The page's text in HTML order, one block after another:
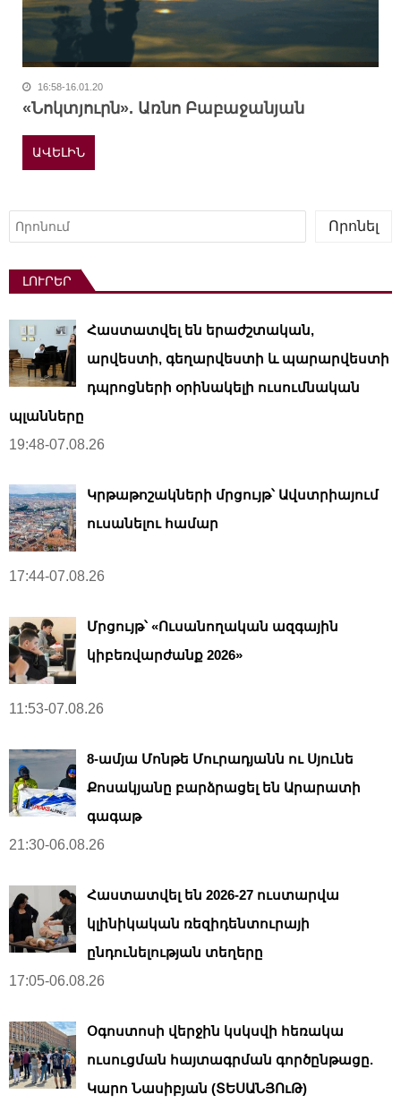
16:58-16.01.20
«Նոկտյուրն». Առնո Բաբաջանյան
ԱՎԵԼԻՆ
Որոնել
Որոնել
ԼՈՒՐԵՐ
Հաստատվել են երաժշտական,
արվեստի, գեղարվեստի և պարարվեստի
դպրոցների օրինակելի ուսումնական
պլանները
19:48-07.08.26
Կրթաթոշակների մրցույթ՝ Ավստրիայում
ուսանելու համար
17:44-07.08.26
Մրցույթ՝ «Ուսանողական ազգային
կիբեռվարժանք 2026»
11:53-07.08.26
8-ամյա Մոնթե Մուրադյանն ու Սյունե
Քոսակյանը բարձրացել են Արարատի
գագաթ
21:30-06.08.26
Հաստատվել են 2026-27 ուստարվա
կլինիկական ռեզիդենտուրայի
ընդունելության տեղերը
17:05-06.08.26
Օգոստոսի վերջին կսկսվի հեռակա
ուսուցման հայտագրման գործընթացը.
Կարո Նասիբյան (ՏԵՍԱՆՅՈւԹ)